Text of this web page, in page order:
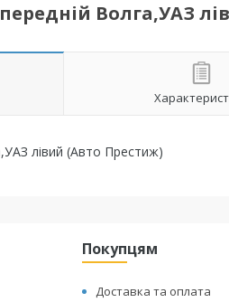
Волга,УАЗ
лівий (Авто Престиж)
Покупцям
Доставка та оплата